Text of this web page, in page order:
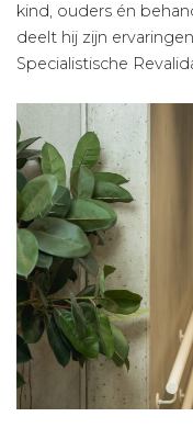
kind, ouders én
deelt hij zijn
Specialistische